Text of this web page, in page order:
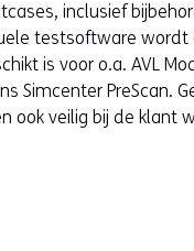
inclusief
testsoftware
is voor o.a. AVL
Simcenter PreScan.
ook veilig bij de klant